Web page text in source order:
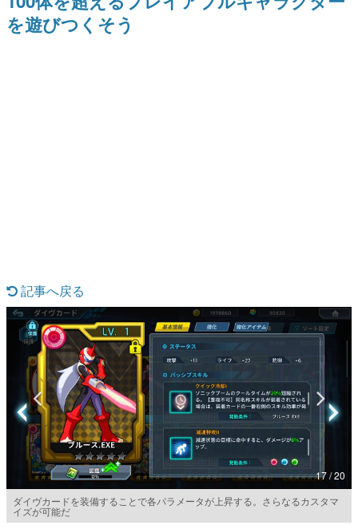
この物語を解いてはいけない。『赫本』は、〈試験問題〉
の形をした短編ホラー小説集です。
なんでゲームは面白い？
ゲーム開発者・hamatsu氏がゲームの魅力を画面や操作の
具体的な形から解き明かしていく、硬派で骨太な評論連載
です。
ゲームが変えた日本語
「経験値」「裏技」「ラスボス」… ゲームにまつわる言葉
の起源や用法の変遷を、コンピューター文化史研究家・タ
イニーP氏が徹底調査。
カテゴリ
特集記事
マンガ
を遊びつくそう
記事へ戻る
17 / 20
ダイヴカードを装備することで各パラメータが上昇する。さらなるカスタマ
イズが可能だ